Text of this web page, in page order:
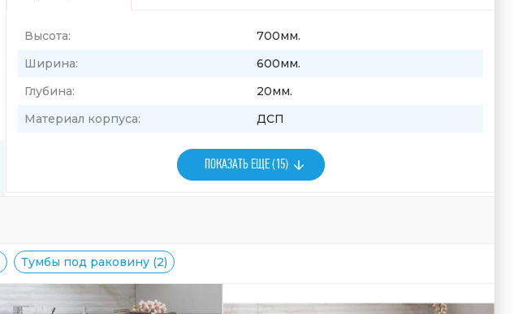
Высота:
700мм.
Ширина:
600мм.
Глубина:
20мм.
Материал корпуса:
ДСП
ПОКАЗАТЬ ЕЩЕ (15)
Тумбы под раковину (2)